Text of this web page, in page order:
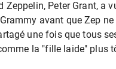
Zeppelin, Peter Grant, a
avant que Zep
une fois que tous
la "fille laide" plus